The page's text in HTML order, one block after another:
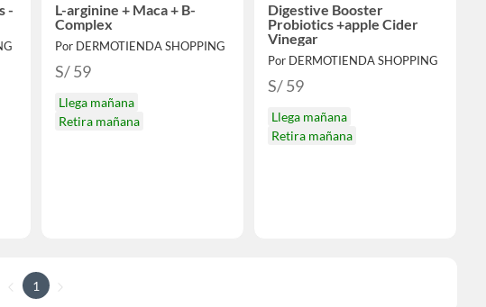
-
L-arginine + Maca + B-
Complex
Por DERMOTIENDA SHOPPING
S/ 59
Llega mañana
Retira mañana
Digestive Booster
Probiotics +apple Cider
Vinegar
Por DERMOTIENDA SHOPPING
S/ 59
Llega mañana
Retira mañana
1